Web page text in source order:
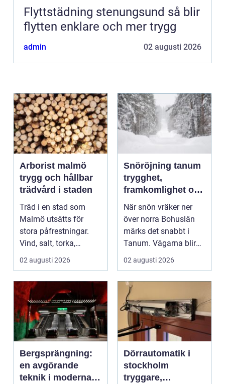
Flyttstädning stenungsund så blir
flytten enklare och mer trygg
admin 02 augusti 2026
Arborist malmö
trygg och hållbar
trädvård i staden
Träd i en stad som
Malmö utsätts för
stora påfrestningar.
Vind, salt, torka,
markarbeten och
byggpro...
02 augusti 2026
Snöröjning tanum
trygghet,
framkomlighet och
mindre stress i
vintern
När snön vräker ner
över norra Bohuslän
märks det snabbt i
Tanum. Vägarna blir
smalare, parkeringar ...
02 augusti 2026
Bergsprängning:
en avgörande
teknik i moderna
Dörrautomatik i
stockholm
tryggare,